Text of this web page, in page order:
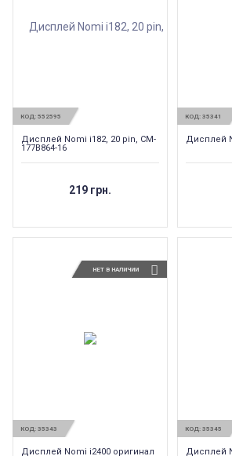
КОД: 552595
Дисплей Nomi i182, 20 pin, CM-
177B864-16
219 грн.
КОД: 35341
Дисплей
НЕТ В НАЛИЧИИ
КОД: 35343
Дисплей Nomi i2400 оригинал
КОД: 35345
Дисплей